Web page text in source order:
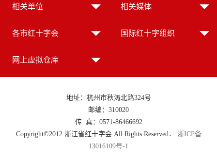
相关单位 相关媒体
各市红十字会 国际红十字组织
网上虚拟仓库
地址：杭州市秋涛北路324号
邮编：310020
传 真：0571-86466692
Copyright©2012 浙江省红十字会 All Rights Reserved． 浙ICP备
13016109号-1